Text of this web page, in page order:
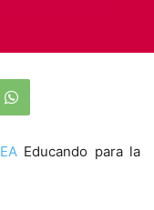
Educando para la